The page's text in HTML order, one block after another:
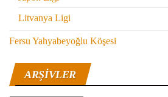
Litvanya Ligi
Fersu Yahyabeyoğlu Köşesi
ARŞIVLER